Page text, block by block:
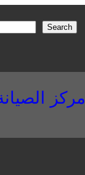
Search
مركز